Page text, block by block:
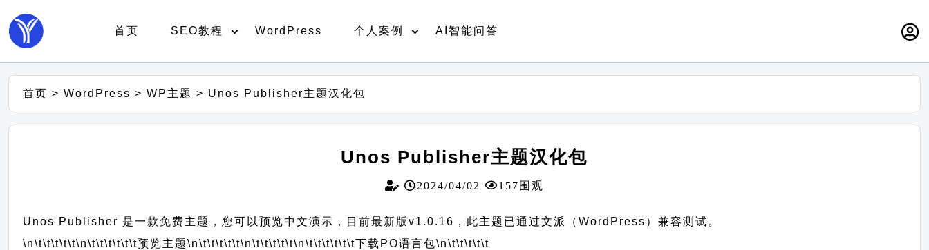
首页 SEO教程 WordPress 个人案例 AI智能问答
首页 >WordPress >WP主题 > Unos Publisher主题汉化包
Unos Publisher主题汉化包
2024/04/02 157围观
Unos Publisher 是一款免费主题，您可以预览中文演示，目前最新版v1.0.16，此主题已通过文派（WordPress）兼容测试。
\n\t\t\t\t\t\n\t\t\t\t\t\t预览主题\n\t\t\t\t\t\n\t\t\t\t\t\n\t\t\t\t\t\t下载PO语言包\n\t\t\t\t\t